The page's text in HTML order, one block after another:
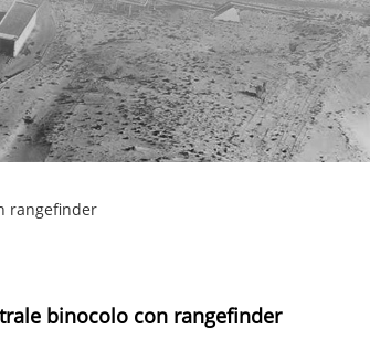
rangefinder
binocolo con rangefinder